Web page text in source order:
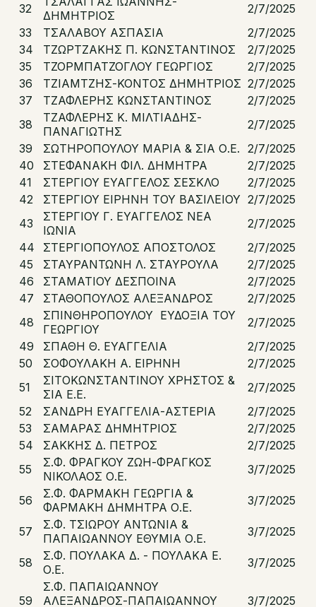
32
ΔΗΜΗΤΡΙΟΣ
2/7/2025
33
ΤΣΑΛΑΒΟΥ ΑΣΠΑΣΙΑ
2/7/2025
34
ΤΖΩΡΤΖΑΚΗΣ Π. ΚΩΝΣΤΑΝΤΙΝΟΣ
2/7/2025
35
ΤΖΟΡΜΠΑΤΖΟΓΛΟΥ ΓΕΩΡΓΙΟΣ
2/7/2025
36
ΤΖΙΑΜΤΖΗΣ-ΚΟΝΤΟΣ ΔΗΜΗΤΡΙΟΣ 2/7/2025
37
ΤΖΑΦΛΕΡΗΣ ΚΩΝΣΤΑΝΤΙΝΟΣ
2/7/2025
38
ΤΖΑΦΛΕΡΗΣ Κ. ΜΙΛΤΙΑΔΗΣ-
ΠΑΝΑΓΙΩΤΗΣ
2/7/2025
39
ΣΩΤΗΡΟΠΟΥΛΟΥ ΜΑΡΙΑ & ΣΙΑ Ο.Ε. 2/7/2025
40
ΣΤΕΦΑΝΑΚΗ ΦΙΛ. ΔΗΜΗΤΡΑ
2/7/2025
41
ΣΤΕΡΓΙΟΥ ΕΥΑΓΓΕΛΟΣ ΣΕΣΚΛΟ
2/7/2025
42
ΣΤΕΡΓΙΟΥ ΕΙΡΗΝΗ ΤΟΥ ΒΑΣΙΛΕΙΟΥ 2/7/2025
43
ΣΤΕΡΓΙΟΥ Γ. ΕΥΑΓΓΕΛΟΣ ΝΕΑ
ΙΩΝΙΑ
2/7/2025
44
ΣΤΕΡΓΙΟΠΟΥΛΟΣ ΑΠΟΣΤΟΛΟΣ
2/7/2025
45
ΣΤΑΥΡΑΝΤΩΝΗ Λ. ΣΤΑΥΡΟΥΛΑ
2/7/2025
46
ΣΤΑΜΑΤΙΟΥ ΔΕΣΠΟΙΝΑ
2/7/2025
47
ΣΤΑΘΟΠΟΥΛΟΣ ΑΛΕΞΑΝΔΡΟΣ
2/7/2025
48
ΣΠΙΝΘΗΡΟΠΟΥΛΟΥ ΕΥΔΟΞΙΑ ΤΟΥ
ΓΕΩΡΓΙΟΥ
2/7/2025
49
ΣΠΑΘΗ Θ. ΕΥΑΓΓΕΛΙΑ
2/7/2025
50
ΣΟΦΟΥΛΑΚΗ Α. ΕΙΡΗΝΗ
2/7/2025
51
ΣΙΤΟΚΩΝΣΤΑΝΤΙΝΟΥ ΧΡΗΣΤΟΣ &
ΣΙΑ Ε.Ε.
2/7/2025
52
ΣΑΝΔΡΗ ΕΥΑΓΓΕΛΙΑ-ΑΣΤΕΡΙΑ
2/7/2025
53
ΣΑΜΑΡΑΣ ΔΗΜΗΤΡΙΟΣ
2/7/2025
54
ΣΑΚΚΗΣ Δ. ΠΕΤΡΟΣ
2/7/2025
55
Σ.Φ. ΦΡΑΓΚΟΥ ΖΩΗ-ΦΡΑΓΚΟΣ
ΝΙΚΟΛΑΟΣ Ο.Ε.
3/7/2025
56
Σ.Φ. ΦΑΡΜΑΚΗ ΓΕΩΡΓΙΑ &
ΦΑΡΜΑΚΗ ΔΗΜΗΤΡΑ Ο.Ε.
3/7/2025
57
Σ.Φ. ΤΣΙΩΡΟΥ ΑΝΤΩΝΙΑ &
ΠΑΠΑΙΩΑΝΝΟΥ ΕΘΥΜΙΑ Ο.Ε.
3/7/2025
58
Σ.Φ. ΠΟΥΛΑΚΑ Δ. - ΠΟΥΛΑΚΑ Ε.
Ο.Ε.
3/7/2025
59
Σ.Φ. ΠΑΠΑΙΩΑΝΝΟΥ
ΑΛΕΞΑΝΔΡΟΣ-ΠΑΠΑΙΩΑΝΝΟΥ
3/7/2025